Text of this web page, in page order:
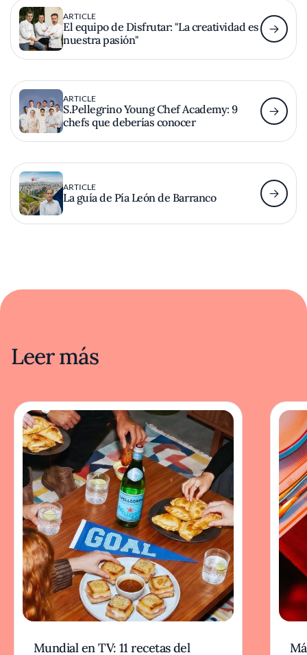
ARTICLE
El equipo de Disfrutar: "La creatividad es
nuestra pasión"
ARTICLE
S.Pellegrino Young Chef Academy: 9
chefs que deberías conocer
ARTICLE
La guía de Pía León de Barranco
Leer más
Mundial en TV: 11 recetas del